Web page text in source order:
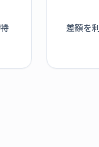
差額を